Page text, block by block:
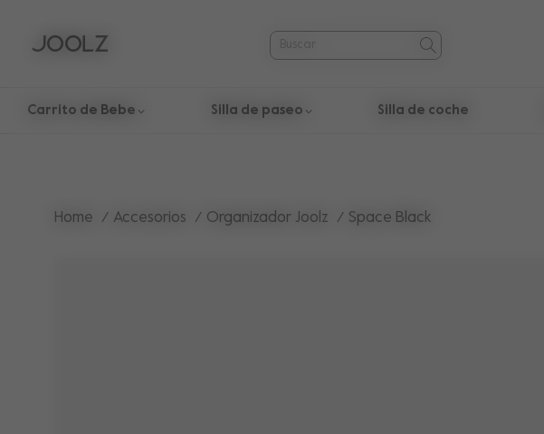
Carrito de Bebe Silla de paseo Silla de coche
Home Accesorios Organizador Joolz Space Black